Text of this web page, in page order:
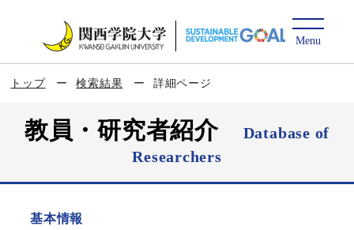
トップ 検索結果 詳細ページ
教員・研究者紹介
Database of
Researchers
基本情報